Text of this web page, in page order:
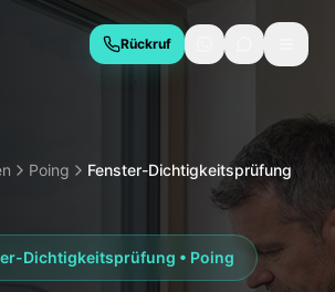
Rückruf
Bauabnahme
Energieberatung
Poing Fenster-Dichtigkeitsprüfung
Dichtigkeitsprüfung • Poing